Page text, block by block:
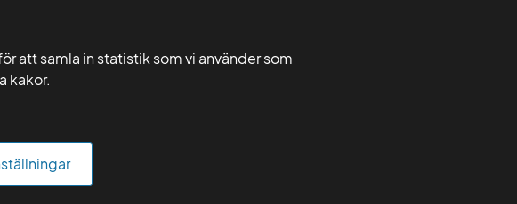
att samla in statistik som vi använder som
kakor.
Kurser